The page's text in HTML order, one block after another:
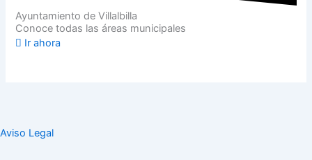
Ayuntamiento de Villalbilla
Conoce todas las áreas municipales
Ir ahora
Aviso Legal